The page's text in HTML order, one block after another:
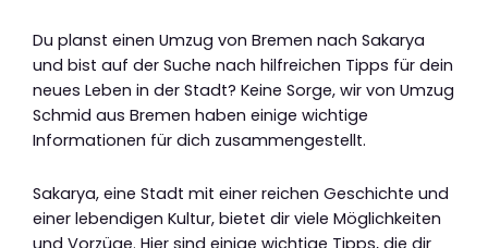
Du planst einen Umzug von Bremen nach Sakarya
und bist auf der Suche nach hilfreichen Tipps für dein
neues Leben in der Stadt? Keine Sorge, wir von Umzug
Schmid aus Bremen haben einige wichtige
Informationen für dich zusammengestellt.
Sakarya, eine Stadt mit einer reichen Geschichte und
einer lebendigen Kultur, bietet dir viele Möglichkeiten
und Vorzüge. Hier sind einige wichtige Tipps, die dir